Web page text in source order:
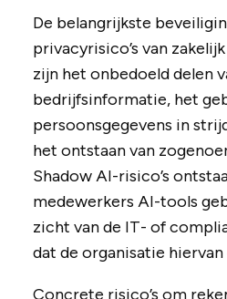
De belangrijkste
privacyrisico’s van
zijn het onbedoeld delen
bedrijfsinformatie, het
persoonsgegevens in
het ontstaan van
Shadow AI-risico’s
medewerkers AI-tools
zicht van de IT- of
dat de organisatie
Concrete risico’s om